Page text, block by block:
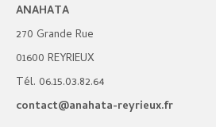
ANAHATA
270 Grande Rue
01600 REYRIEUX
Tél. 06.15.03.82.64
contact@anahata-reyrieux.fr